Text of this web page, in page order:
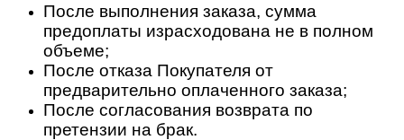
После выполнения заказа, сумма
предоплаты израсходована не в полном
объеме;
После отказа Покупателя от
предварительно оплаченного заказа;
После согласования возврата по
претензии на брак.